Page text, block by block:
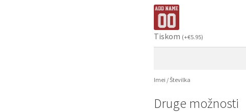
Tiskom (+€5.95)
Imei / Številka
Druge možnosti